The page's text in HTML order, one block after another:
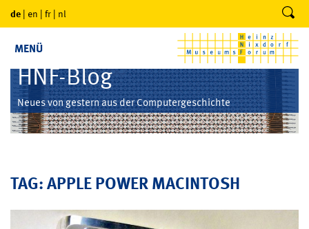
de | en | fr | nl
MENÜ
HNF-Blog
Neues von gestern aus der Computergeschichte
TAG: APPLE POWER MACINTOSH